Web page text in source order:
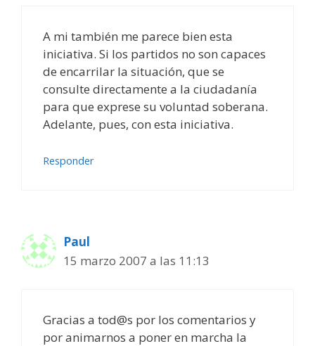
A mi también me parece bien esta
iniciativa. Si los partidos no son capaces
de encarrilar la situación, que se
consulte directamente a la ciudadanía
para que exprese su voluntad soberana.
Adelante, pues, con esta iniciativa.
Responder
Paul
15 marzo 2007 a las 11:13
Gracias a tod@s por los comentarios y
por animarnos a poner en marcha la